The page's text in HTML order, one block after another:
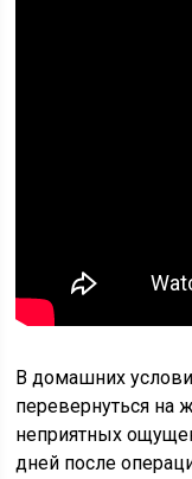
В домашних
перевернуться на
неприятных
дней после